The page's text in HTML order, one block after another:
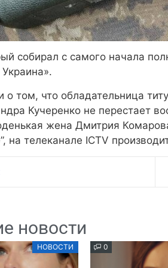
собирал с самого начала
том, что обладательница
Кучеренко не перестает
жена Дмитрия
на телеканале ICTV
новости
НОВОСТИ 0